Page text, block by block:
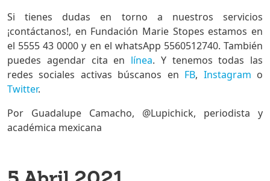
Si tienes dudas en torno a nuestros servicios
¡contáctanos!, en Fundación Marie Stopes estamos en
el 5555 43 0000 y en el whatsApp 5560512740. También
puedes agendar cita en línea. Y tenemos todas las
redes sociales activas búscanos en FB, Instagram o
Twitter.
Por Guadalupe Camacho, @Lupichick, periodista y
académica mexicana